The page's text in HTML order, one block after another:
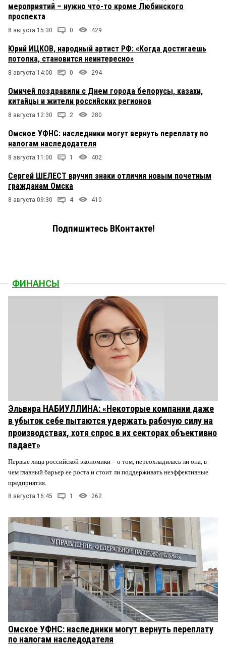
мероприятий – нужно что-то кроме Любинского
проспекта
8 августа 15:30 0 429
Юрий ИЦКОВ, народный артист РФ: «Когда достигаешь
потолка, становится неинтересно»
8 августа 14:00 0 294
Омичей поздравили с Днем города белорусы, казахи,
китайцы и жители российских регионов
8 августа 12:30 2 280
Омское УФНС: наследники могут вернуть переплату по
налогам наследодателя
8 августа 11:00 1 402
Сергей ШЕЛЕСТ вручил знаки отличия новым почетным
гражданам Омска
8 августа 09:30 4 410
Подпишитесь ВКонтакте!
ФИНАНСЫ
Эльвира НАБИУЛЛИНА: «Некоторые компании даже
в убыток себе пытаются удержать рабочую силу на
производствах, хотя спрос в их секторах объективно
падает»
Первые лица российской экономики – о том, переохладилась ли она, в
чем главный барьер ее роста и стоит ли поддерживать неэффективные
предприятия.
8 августа 16:45 1 262
Омское УФНС: наследники могут вернуть переплату
по налогам наследодателя